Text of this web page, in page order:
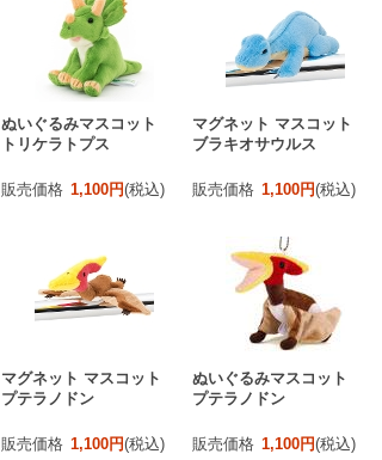
ぬいぐるみマスコット
トリケラトプス
販売価格 1,100円(税込)
マグネット マスコット
ブラキオサウルス
販売価格 1,100円(税込)
マグネット マスコット
プテラノドン
販売価格 1,100円(税込)
ぬいぐるみマスコット
プテラノドン
販売価格 1,100円(税込)